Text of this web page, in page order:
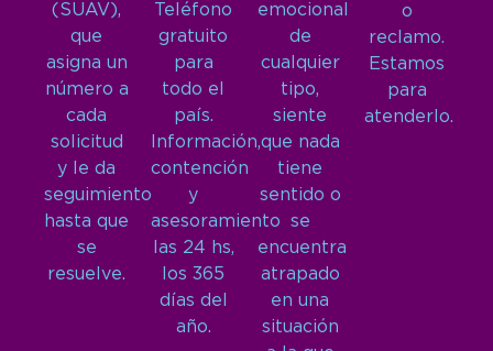
(SUAV),
que
asigna un
número a
cada
solicitud
y le da
seguimiento
hasta que
se
resuelve.
Teléfono
gratuito
para
todo el
país.
Información,
contención
y
asesoramiento
las 24 hs,
los 365
días del
año.
emocional
de
cualquier
tipo,
siente
que nada
tiene
sentido o
se
encuentra
atrapado
en una
situación
o
reclamo.
Estamos
para
atenderlo.